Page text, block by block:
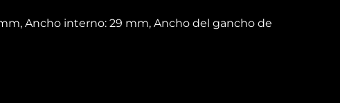
Ancho interno: 29 mm, Ancho del gancho de